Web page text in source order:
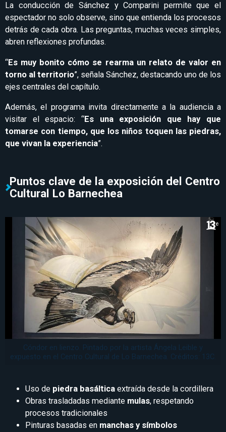
La conducción de Sánchez y Comparini permite que el
espectador no solo observe, sino que entienda los procesos
detrás de cada obra. Las preguntas, muchas veces simples,
abren reflexiones profundas.
“Es muy bonito cómo se rearma un relato de valor en
torno al territorio”, señala Sánchez, destacando uno de los
ejes centrales del capítulo.
Además, el programa invita directamente a la audiencia a
visitar el espacio: “Es una exposición que hay que
tomarse con tiempo, que los niños toquen las piedras,
que vivan la experiencia”.
Puntos clave de la exposición del Centro
Cultural Lo Barnechea
Cóndor en lienzo. Pintado por la artista Ángela Leible y
expuesto en el Centro Cultural de Lo Barnechea. Créditos: 13C.
Uso de piedra basáltica extraída desde la cordillera
Obras trasladadas mediante mulas, respetando
procesos tradicionales
Pinturas basadas en manchas y símbolos